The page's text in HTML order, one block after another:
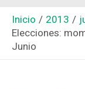
Inicio 2013
Elecciones:
Junio